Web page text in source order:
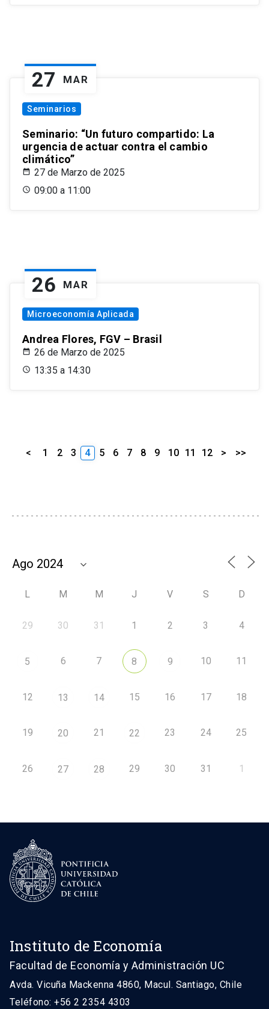
27 MAR
Seminarios
Seminario: “Un futuro compartido: La
urgencia de actuar contra el cambio
climático”
27 de Marzo de 2025
09:00 a 11:00
26 MAR
Microeconomía Aplicada
Andrea Flores, FGV – Brasil
26 de Marzo de 2025
13:35 a 14:30
< 1 2 3 4 5 6 7 8 9 10 11 12 > >>
L M M J V S D
29 30 31 1 2 3 4
5 6 7 8 9 10 11
12 13 14 15 16 17 18
19 20 21 22 23 24 25
26 27 28 29 30 31 1
Instituto de Economía
Facultad de Economía y Administración UC
Avda. Vicuña Mackenna 4860, Macul. Santiago, Chile
Teléfono: +56 2 2354 4303